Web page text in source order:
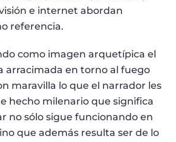
e internet abordan
referencia.
como imagen arquetípica el
arracimada en torno al fuego
maravilla lo que el narrador les
hecho milenario que significa
no sólo sigue funcionando en
que además resulta ser de lo